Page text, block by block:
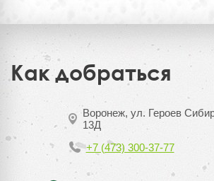
Как добраться
Воронеж, ул. Героев
13Д
+7 (473) 300-37-77